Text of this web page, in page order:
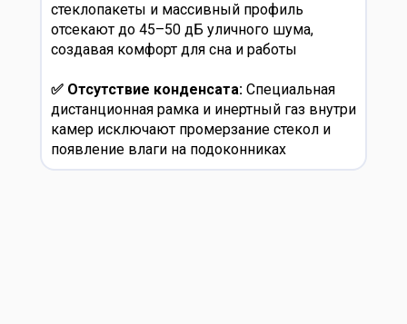
стеклопакеты и массивный профиль
отсекают до 45–50 дБ уличного шума,
создавая комфорт для сна и работы
✅ Отсутствие конденсата: Специальная
дистанционная рамка и инертный газ внутри
камер исключают промерзание стекол и
появление влаги на подоконниках